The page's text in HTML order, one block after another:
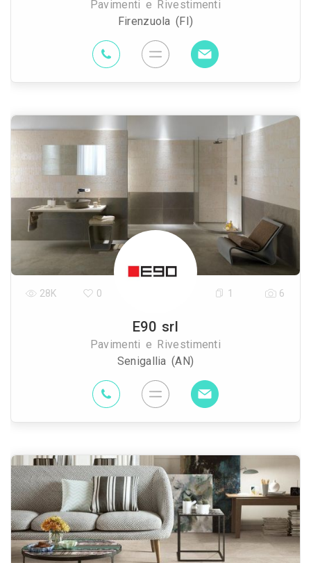
Pavimenti e Rivestimenti
Firenzuola (FI)
E90 srl
Pavimenti e Rivestimenti
Senigallia (AN)
28K 0 1 6